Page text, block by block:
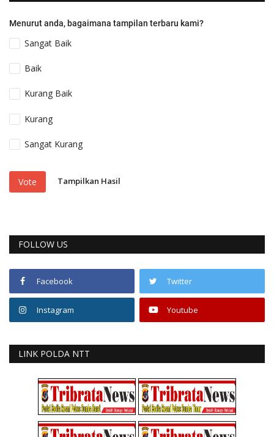
Menurut anda, bagaimana tampilan terbaru kami?
Sangat Baik
Baik
Kurang Baik
Kurang
Sangat Kurang
Vote Tampilkan Hasil
FOLLOW US
Facebook Twitter
Instagram Youtube
LINK POLDA NTT